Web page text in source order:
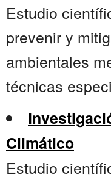
Estudio
prevenir y
ambientales
técnicas
Climático
Estudio